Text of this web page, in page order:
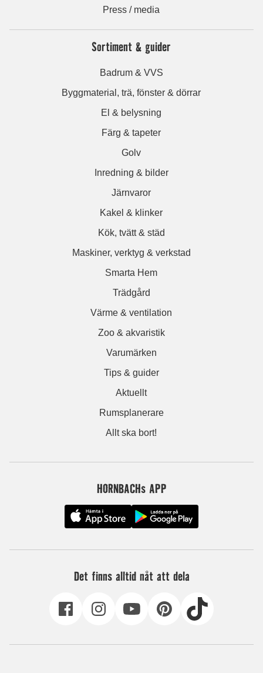
Press / media
Sortiment & guider
Badrum & VVS
Byggmaterial, trä, fönster & dörrar
El & belysning
Färg & tapeter
Golv
Inredning & bilder
Järnvaror
Kakel & klinker
Kök, tvätt & städ
Maskiner, verktyg & verkstad
Smarta Hem
Trädgård
Värme & ventilation
Zoo & akvaristik
Varumärken
Tips & guider
Aktuellt
Rumsplanerare
Allt ska bort!
HORNBACHs APP
Det finns alltid nåt att dela